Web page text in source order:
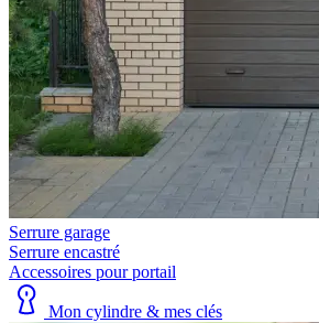
Serrure garage
Serrure encastré
Accessoires pour portail
Mon cylindre & mes clés